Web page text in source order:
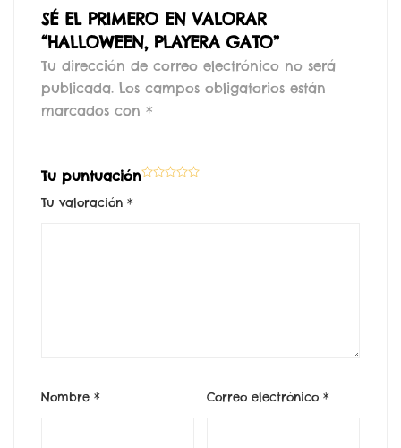
SÉ EL PRIMERO EN VALORAR
“HALLOWEEN, PLAYERA GATO”
Tu dirección de correo electrónico no será
publicada. Los campos obligatorios están
marcados con *
Tu puntuación
Tu valoración *
Nombre * Correo electrónico*